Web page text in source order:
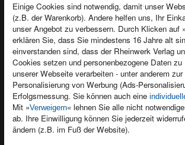
Einige Cookies sind notwendig, damit unser
(z.B. der Warenkorb). Andere helfen uns, Ihr
unser Angebot zu verbessern. Durch Klicken auf »
erklären Sie, dass Sie mindestens 16 Jahre alt
einverstanden sind, dass der Rheinwerk Verlag
Cookies setzen und personenbezogene Daten
unserer Webseite verarbeiten - unter anderem
Personalisierung von Werbung (Ads-
Erfolgsmessung. Sie können auch eine
Mit »Verweigern« lehnen Sie alle nicht
ab. Ihre Einwilligung können Sie jederzeit
ändern (z.B. im Fuß der Website).
Kontakt
Newsletter
Für Unternehmen
Presseservice
Dozentenservice
Foreign
Ein Buch